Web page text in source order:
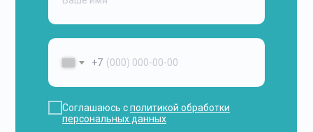
+7
Соглашаюсь сполитикой обработки
персональных данных